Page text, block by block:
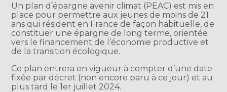
Un plan d’épargne avenir climat (PEAC) est mis en
place pour permettre aux jeunes de moins de 21
ans qui résident en France de façon habituelle, de
constituer une épargne de long terme, orientée
vers le financement de l’économie productive et
de la transition écologique.
Ce plan entrera en vigueur à compter d’une date
fixée par décret (non encore paru à ce jour) et au
plus tard le 1er juillet 2024.